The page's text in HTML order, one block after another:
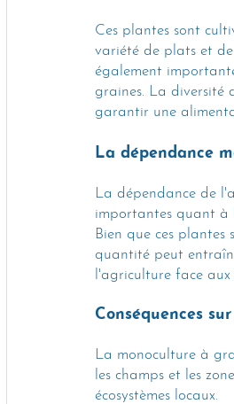
Ces plantes sont
variété de plats et
également
graines. La diversité
garantir une
La dépendance
La dépendance de
importantes quant à
Bien que ces
quantité peut
l'agriculture face
Conséquences
La monoculture à
les champs et les
écosystèmes locaux.